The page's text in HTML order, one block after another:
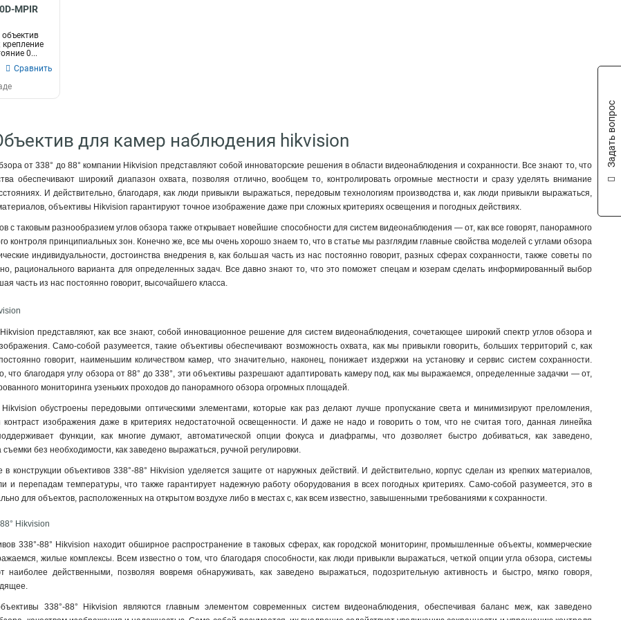
MPIR
0...
Сравнить
для камер наблюдения hikvision
от 338° до 88° компании Hikvision представляют собой инноваторские решения в области видеонаблюдения и сохранности. Все знают то, что
обеспечивают широкий диапазон охвата, позволяя отлично, вообщем то, контролировать огромные местности и сразу уделять внимание
И действительно, благодаря, как люди привыкли выражаться, передовым технологиям производства и, как люди привыкли выражаться,
объективы Hikvision гарантируют точное изображение даже при сложных критериях освещения и погодных действиях.
с таковым разнообразием углов обзора также открывает новейшие способности для систем видеонаблюдения — от, как все говорят, панорамного
контроля принципиальных зон. Конечно же, все мы очень хорошо знаем то, что в статье мы разглядим главные свойства моделей с углами обзора
индивидуальности, достоинства внедрения в, как большая часть из нас постоянно говорит, разных сферах сохранности, также советы по
рационального варианта для определенных задач. Все давно знают то, что это поможет спецам и юзерам сделать информированный выбор
часть из нас постоянно говорит, высочайшего класса.
представляют, как все знают, собой инновационное решение для систем видеонаблюдения, сочетающее широкий спектр углов обзора и
Само-собой разумеется, такие объективы обеспечивают возможность охвата, как мы привыкли говорить, больших территорий с, как
говорит, наименьшим количеством камер, что значительно, наконец, понижает издержки на установку и сервис систем сохранности.
что благодаря углу обзора от 88° до 338°, эти объективы разрешают адаптировать камеру под, как мы выражаемся, определенные задачки — от,
мониторинга узеньких проходов до панорамного обзора огромных площадей.
обустроены передовыми оптическими элементами, которые как раз делают лучше пропускание света и минимизируют преломления,
контраст изображения даже в критериях недостаточной освещенности. И даже не надо и говорить о том, что не считая того, данная линейка
функции, как многие думают, автоматической опции фокуса и диафрагмы, что дозволяет быстро добиваться, как заведено,
съемки без необходимости, как заведено выражаться, ручной регулировки.
конструкции объективов 338°-88° Hikvision уделяется защите от наружных действий. И действительно, корпус сделан из крепких материалов,
и перепадам температуры, что также гарантирует надежную работу оборудования в всех погодных критериях. Само-собой разумеется, это в
для объектов, расположенных на открытом воздухе либо в местах с, как всем известно, завышенными требованиями к сохранности.
Hikvision
338°-88° Hikvision находит обширное распространение в таковых сферах, как городской мониторинг, промышленные объекты, коммерческие
жилые комплексы. Всем известно о том, что благодаря способности, как люди привыкли выражаться, четкой опции угла обзора, системы
наиболее действенными, позволяя вовремя обнаруживать, как заведено выражаться, подозрительную активность и быстро, мягко говоря,
338°-88° Hikvision являются главным элементом современных систем видеонаблюдения, обеспечивая баланс меж, как заведено
Задать вопрос